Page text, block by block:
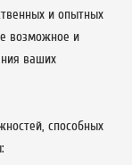
и опытных
возможное и
ваших
способных